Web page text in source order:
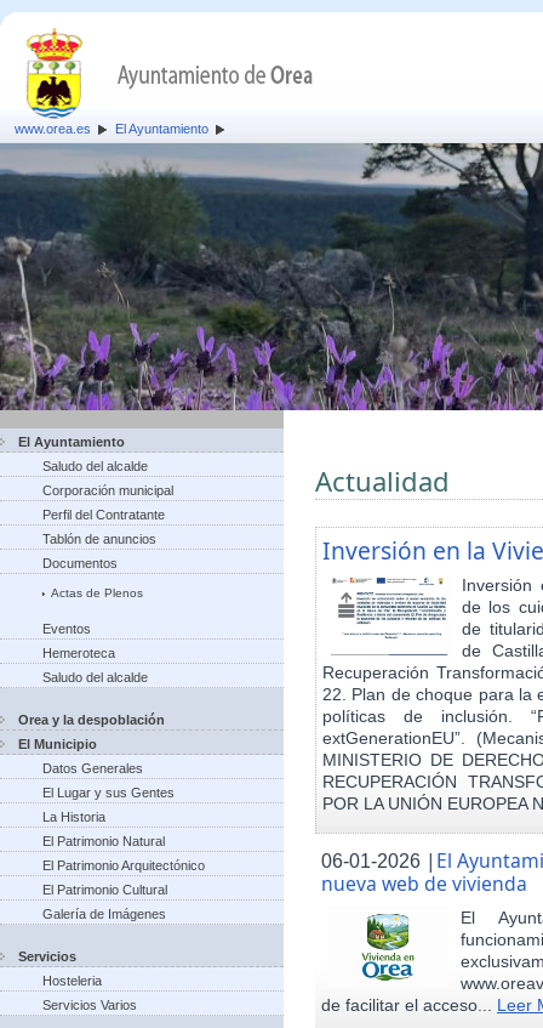
www.orea.es El Ayuntamiento
El Ayuntamiento
Saludo del alcalde
Corporación municipal
Perfil del Contratante
Tablón de anuncios
Documentos
Actas de Plenos
Eventos
Hemeroteca
Saludo del alcalde
Orea y la despoblación
El Municipio
Datos Generales
El Lugar y sus Gentes
La Historia
El Patrimonio Natural
El Patrimonio Arquitectónico
El Patrimonio Cultural
Galería de Imágenes
Servicios
Hosteleria
Servicios Varios
Actualidad
Inversión en la
Inversión
de los
de
de
Recuperación
22. Plan de choque para la
políticas de inclusión.
extGenerationEU”.
MINISTERIO DE
RECUPERACIÓN
POR LA UNIÓN EUROPEA
06-01-2026 | El
nueva web de vivienda
El
de facilitar el acceso... Leer